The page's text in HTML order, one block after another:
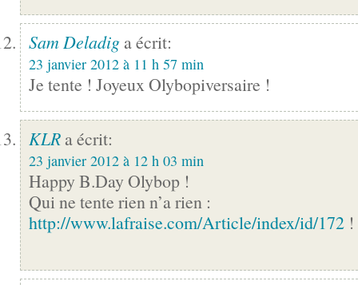
Sam Deladig a écrit:
23 janvier 2012 à 11 h 57 min
Je tente ! Joyeux Olybopiversaire !
KLR a écrit:
23 janvier 2012 à 12 h 03 min
Happy B.Day Olybop !
Qui ne tente rien n’a rien :
http://www.lafraise.com/Article/index/id/172 !